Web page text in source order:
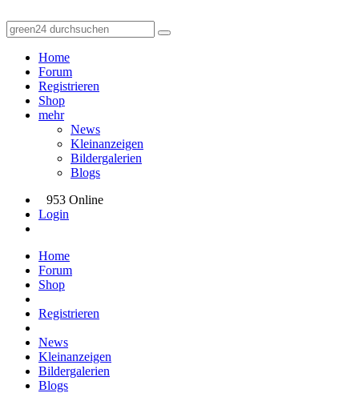
Home
Forum
Registrieren
Shop
mehr
News
Kleinanzeigen
Bildergalerien
Blogs
953 Online
Login
Home
Forum
Shop
Registrieren
News
Kleinanzeigen
Bildergalerien
Blogs